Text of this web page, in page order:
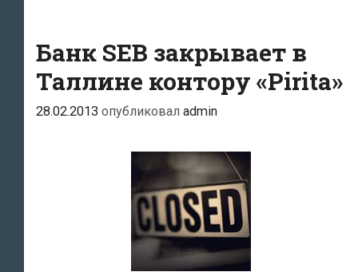
Банк SEB закрывает в
Таллине контору «Pirita»
28.02.2013 опубликовал admin